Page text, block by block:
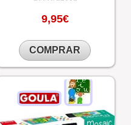
9,95€
COMPRAR